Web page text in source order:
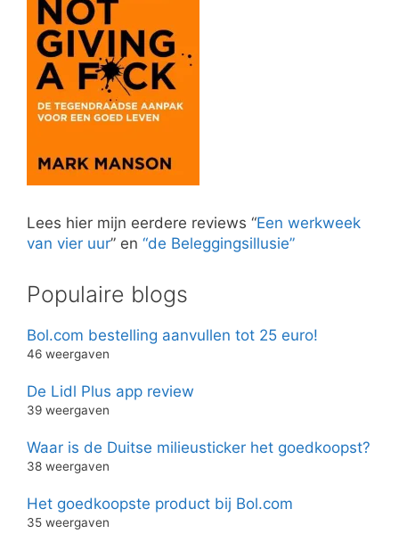
Lees hier mijn eerdere reviews “Een werkweek
van vier uur” en “de Beleggingsillusie”
Populaire blogs
Bol.com bestelling aanvullen tot 25 euro!
46 weergaven
De Lidl Plus app review
39 weergaven
Waar is de Duitse milieusticker het goedkoopst?
38 weergaven
Het goedkoopste product bij Bol.com
35 weergaven